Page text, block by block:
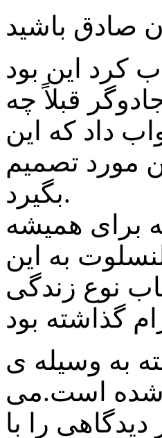
قبلاً چه
داد که این
مورد تصمیم
بگیرد.
برای همیشه
به این
نوع زندگی
شده است.می
دیدگاهی را با